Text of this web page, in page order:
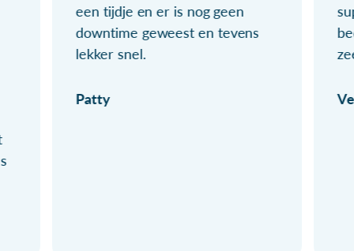
een tijdje en er is nog geen
downtime geweest en tevens
lekker snel.
Patty